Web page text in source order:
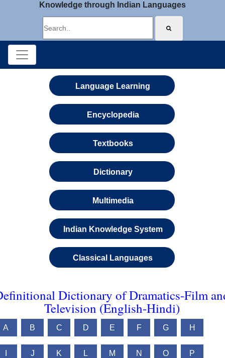
Knowledge through Indian Languages
Language Learning
Encyclopedia
Textbooks
Dictionary
Multimedia
Indian Knowledge System
Classical Languages
Dictionary of Dramatics-Film
Television (English-Hindi)
A B C D E F G H
J K L M N O P